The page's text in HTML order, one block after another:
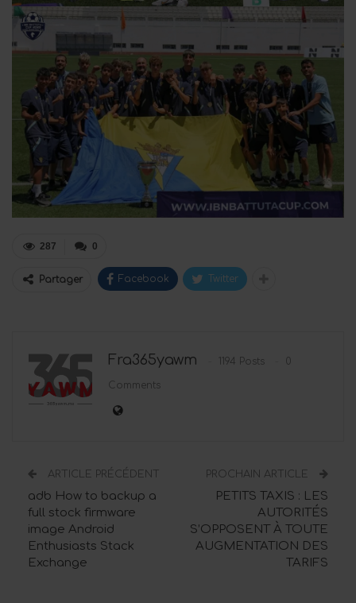
0
287
Partager Facebook Twitter
Fra365yawm 1194 Posts 0
Comments
ARTICLE PRÉCÉDENT
adb How to backup a
full stock firmware
image Android
Enthusiasts Stack
Exchange
PROCHAIN ARTICLE
PETITS TAXIS : LES
AUTORITÉS
S’OPPOSENT À TOUTE
AUGMENTATION DES
TARIFS